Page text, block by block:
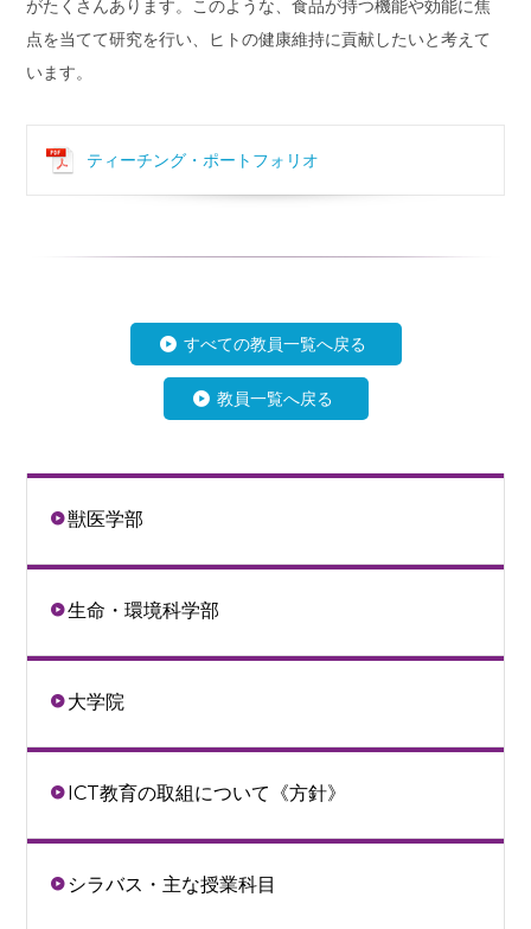
がたくさんあります。このような、食品が持つ機能や効能に焦
点を当てて研究を行い、ヒトの健康維持に貢献したいと考えて
います。
ティーチング・ポートフォリオ
すべての教員一覧へ戻る
教員一覧へ戻る
獣医学部
生命・環境科学部
大学院
ICT教育の取組について《方針》
シラバス・主な授業科目